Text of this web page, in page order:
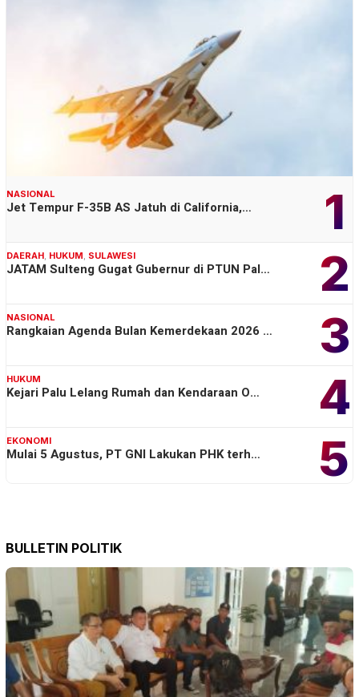
1
NASIONAL
Jet Tempur F-35B AS Jatuh di California,…
2
DAERAH, HUKUM, SULAWESI
JATAM Sulteng Gugat Gubernur di PTUN Pal…
3
NASIONAL
Rangkaian Agenda Bulan Kemerdekaan 2026 …
4
HUKUM
Kejari Palu Lelang Rumah dan Kendaraan O…
5
EKONOMI
Mulai 5 Agustus, PT GNI Lakukan PHK terh…
BULLETIN POLITIK